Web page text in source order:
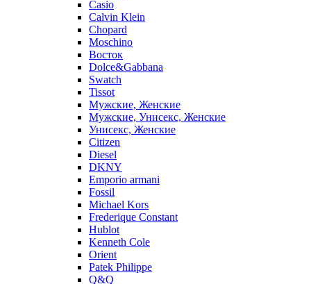
Casio
Calvin Klein
Chopard
Moschino
Восток
Dolce&Gabbana
Swatch
Tissot
Мужские, Женские
Мужские, Унисекс, Женские
Унисекс, Женские
Citizen
Diesel
DKNY
Emporio armani
Fossil
Michael Kors
Frederique Constant
Hublot
Kenneth Cole
Orient
Patek Philippe
Q&Q